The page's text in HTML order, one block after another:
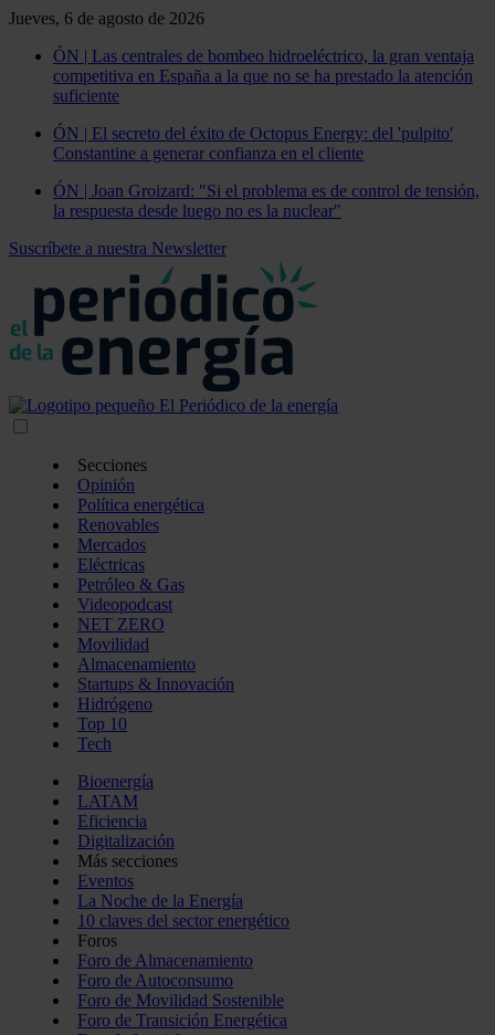
Jueves, 6 de agosto de 2026
ÓN | Las centrales de bombeo hidroeléctrico, la gran ventaja
competitiva en España a la que no se ha prestado la atención
suficiente
ÓN | El secreto del éxito de Octopus Energy: del 'pulpito'
Constantine a generar confianza en el cliente
ÓN | Joan Groizard: "Si el problema es de control de tensión,
la respuesta desde luego no es la nuclear"
Suscríbete a nuestra Newsletter
Secciones
Opinión
Política energética
Renovables
Mercados
Eléctricas
Petróleo & Gas
Videopodcast
NET ZERO
Movilidad
Almacenamiento
Startups & Innovación
Hidrógeno
Top 10
Tech
Bioenergía
LATAM
Eficiencia
Digitalización
Más secciones
Eventos
La Noche de la Energía
10 claves del sector energético
Foros
Foro de Almacenamiento
Foro de Autoconsumo
Foro de Movilidad Sostenible
Foro de Transición Energética